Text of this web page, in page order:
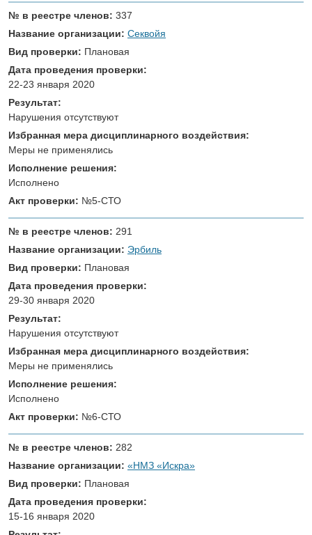
№ в реестре членов: 337
Название организации: Секвойя
Вид проверки: Плановая
Дата проведения проверки:
22-23 января 2020
Результат:
Нарушения отсутствуют
Избранная мера дисциплинарного воздействия:
Меры не применялись
Исполнение решения:
Исполнено
Акт проверки: №5-СТО
№ в реестре членов: 291
Название организации: Эрбиль
Вид проверки: Плановая
Дата проведения проверки:
29-30 января 2020
Результат:
Нарушения отсутствуют
Избранная мера дисциплинарного воздействия:
Меры не применялись
Исполнение решения:
Исполнено
Акт проверки: №6-СТО
№ в реестре членов: 282
Название организации: «НМЗ «Искра»
Вид проверки: Плановая
Дата проведения проверки:
15-16 января 2020